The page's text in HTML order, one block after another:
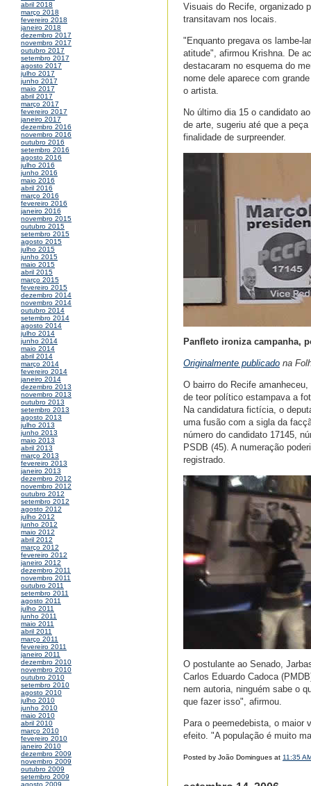
abril 2018
março 2018
fevereiro 2018
janeiro 2018
dezembro 2017
novembro 2017
outubro 2017
setembro 2017
agosto 2017
julho 2017
junho 2017
maio 2017
abril 2017
março 2017
fevereiro 2017
janeiro 2017
dezembro 2016
novembro 2016
outubro 2016
setembro 2016
agosto 2016
julho 2016
junho 2016
maio 2016
abril 2016
março 2016
fevereiro 2016
janeiro 2016
novembro 2015
outubro 2015
setembro 2015
agosto 2015
julho 2015
junho 2015
maio 2015
abril 2015
março 2015
fevereiro 2015
dezembro 2014
novembro 2014
outubro 2014
setembro 2014
agosto 2014
julho 2014
junho 2014
maio 2014
abril 2014
março 2014
fevereiro 2014
janeiro 2014
dezembro 2013
novembro 2013
outubro 2013
setembro 2013
agosto 2013
julho 2013
junho 2013
maio 2013
abril 2013
março 2013
fevereiro 2013
janeiro 2013
dezembro 2012
novembro 2012
outubro 2012
setembro 2012
agosto 2012
julho 2012
junho 2012
maio 2012
abril 2012
março 2012
fevereiro 2012
janeiro 2012
dezembro 2011
novembro 2011
outubro 2011
setembro 2011
agosto 2011
julho 2011
junho 2011
maio 2011
abril 2011
março 2011
fevereiro 2011
janeiro 2011
dezembro 2010
novembro 2010
outubro 2010
setembro 2010
agosto 2010
julho 2010
junho 2010
maio 2010
abril 2010
março 2010
fevereiro 2010
janeiro 2010
dezembro 2009
novembro 2009
outubro 2009
setembro 2009
Visuais do Recife, organizado
transitavam nos locais.
"Enquanto pregava os lambe-
atitude", afirmou Krishna. De
destacaram no esquema do
nome dele aparece com
o artista.
No último dia 15 o candidato
de arte, sugeriu até que a
finalidade de surpreender.
Panfleto ironiza campanha,
Originalmente publicado na
O bairro do Recife
de teor político estampava a
Na candidatura fictícia, o
uma fusão com a sigla da
número do candidato 17145,
PSDB (45). A numeração
registrado.
O postulante ao Senado,
Carlos Eduardo Cadoca
nem autoria, ninguém sabe o
que fazer isso", afirmou.
Para o peemedebista, o maior
efeito. "A população é muito
Posted by João Domingues at 11:35